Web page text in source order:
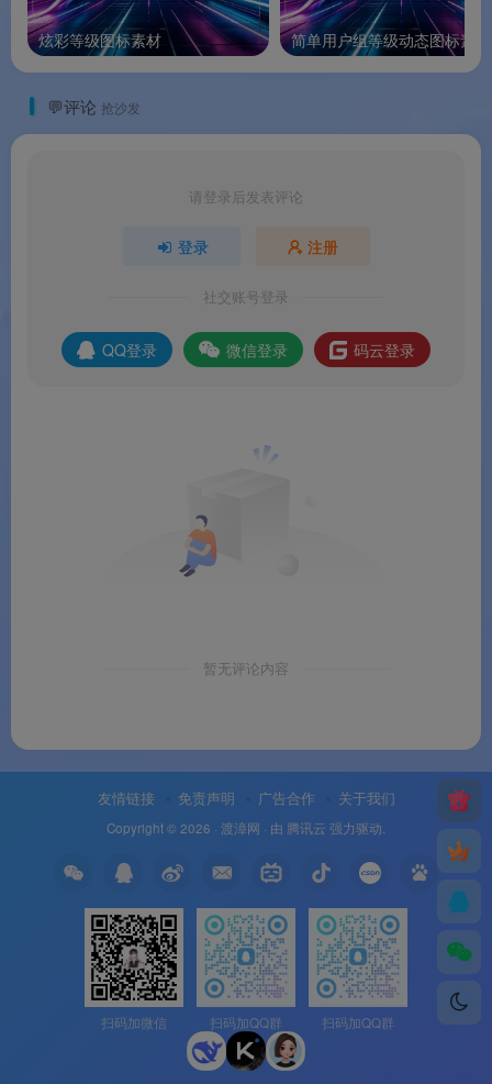
炫彩等级图标素材 简单用户组等级动态图标素材
💬评论 抢沙发
请登录后发表评论
登录 注册
社交账号登录
QQ登录 微信登录 码云登录
暂无评论内容
友情链接 免责声明 广告合作 关于我们
Copyright © 2026 · 渡漳网 · 由 腾讯云 强力驱动.
扫码加微信 扫码加QQ群 扫码加QQ群